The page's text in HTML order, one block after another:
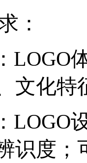
：
LOGO
文化特
LOGO
识度；